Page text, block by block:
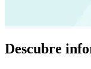
Descubre